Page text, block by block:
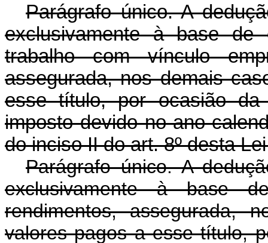
Parágrafo único. A
exclusivamente à base de
trabalho com vínculo
assegurada, nos demais
esse título, por ocasião
imposto devido no ano-
do inciso II do art. 8º desta
Parágrafo único. A
exclusivamente à base
rendimentos, assegurada,
valores pagos a esse título,